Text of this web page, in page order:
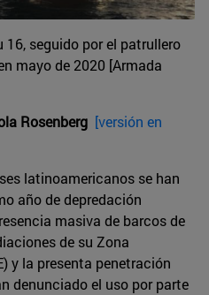
seguido por el patrullero
mayo de 2020 [Armada
Rosenberg [versión en
latinoamericanos se han
año de depredación
masiva de barcos de
de su Zona
y la presenta penetración
denunciado el uso por parte